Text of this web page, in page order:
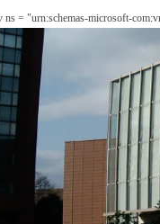
ns = "urn:schemas-microsoft-